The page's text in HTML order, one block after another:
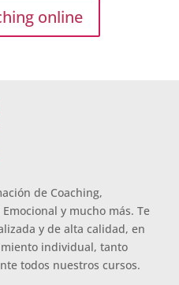
online
de Coaching,
y mucho más. Te
y de alta calidad, en
individual, tanto
todos nuestros cursos.